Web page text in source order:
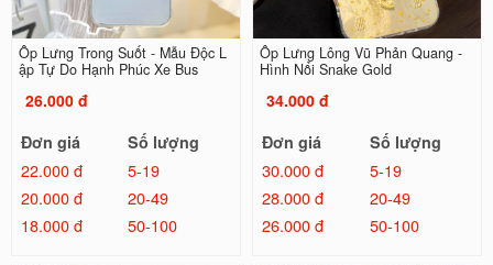
Ốp Lưng Trong Suốt - Mẫu Độc L
ập Tự Do Hạnh Phúc Xe Bus
26.000 đ
Đơn giá
Số lượng
22.000 đ
5-19
20.000 đ
20-49
18.000 đ
50-100
Ốp Lưng Lông Vũ Phản Quang -
Hình Nổi Snake Gold
34.000 đ
Đơn giá
Số lượng
30.000 đ
5-19
28.000 đ
20-49
26.000 đ
50-100